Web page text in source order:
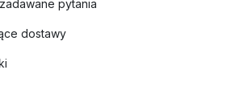
pytania
dostawy